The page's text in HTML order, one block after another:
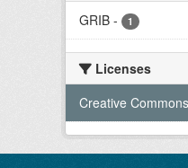
GRIB - 1
Licenses
Creative